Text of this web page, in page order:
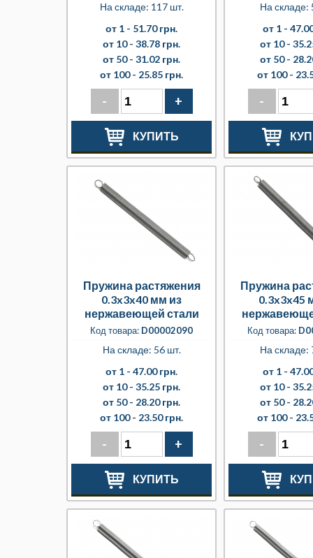
На складе: 117 шт.
от 1 - 51.70 грн.
от 10 - 38.78 грн.
от 50 - 31.02 грн.
от 100 - 25.85 грн.
- +
КУПИТЬ
На складе:
от 1 -
от 10 -
от 50 -
от 100 -
-
Пружина растяжения
0.3x3x40 мм из
нержавеющей стали
Код товара: D00002090
На складе: 56 шт.
от 1 - 47.00 грн.
от 10 - 35.25 грн.
от 50 - 28.20 грн.
от 100 - 23.50 грн.
- +
КУПИТЬ
Пружина
0.3x3x45
Код товара:
На складе:
от 1 -
от 10 -
от 50 -
от 100 -
-